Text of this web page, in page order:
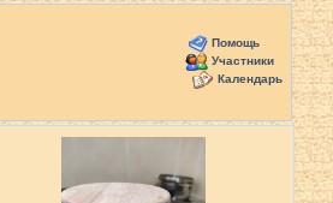
Помощь
Участники
Календарь